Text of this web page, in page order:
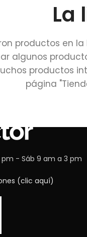
La
productos en
algunos
productos
página
- Sáb 9 am a 3 pm
(clic aquí)